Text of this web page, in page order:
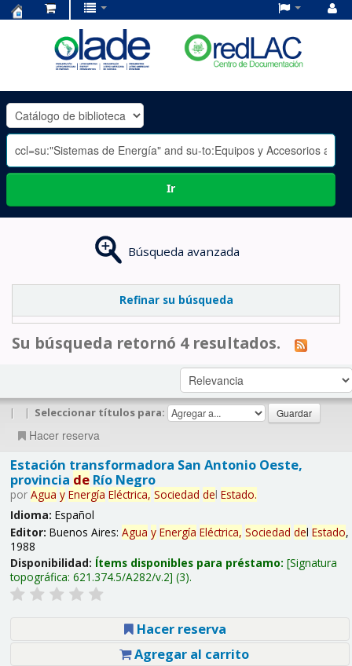
OLADE
-
Ir
Búsqueda avanzada
Refinar su búsqueda
Su búsqueda retornó 4 resultados.
| | Seleccionar títulos para:
Hacer reserva
Estación transformadora San Antonio Oeste,
provincia deRío Negro
por Agua y Energía Eléctrica, Sociedad del Estado.
Idioma: Español
Editor: Buenos Aires: Agua y Energía Eléctrica, Sociedad del Estado,
1988
Disponibilidad: Ítems disponibles para préstamo: Signatura
topográfica: 621.374.5/A282/v.2 (3).
Hacer reserva
Agregar al carrito